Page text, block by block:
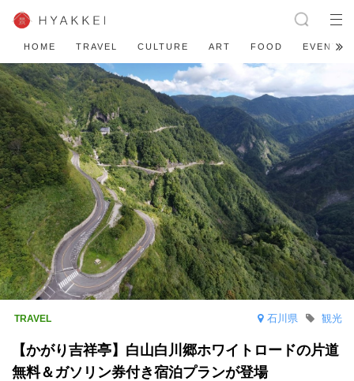
HOME TRAVEL CULTURE ART FOOD EVENT
石川県 観光
【かがり吉祥亭】白山白川郷ホワイトロードの片道
無料＆ガソリン券付き宿泊プランが登場